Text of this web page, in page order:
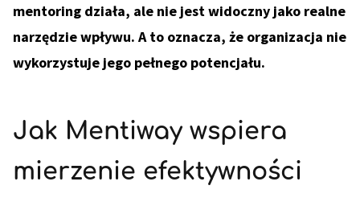
mentoring działa, ale nie jest widoczny jako realne
narzędzie wpływu. A to oznacza, że organizacja nie
wykorzystuje jego pełnego potencjału.
Jak Mentiway wspiera
mierzenie efektywności